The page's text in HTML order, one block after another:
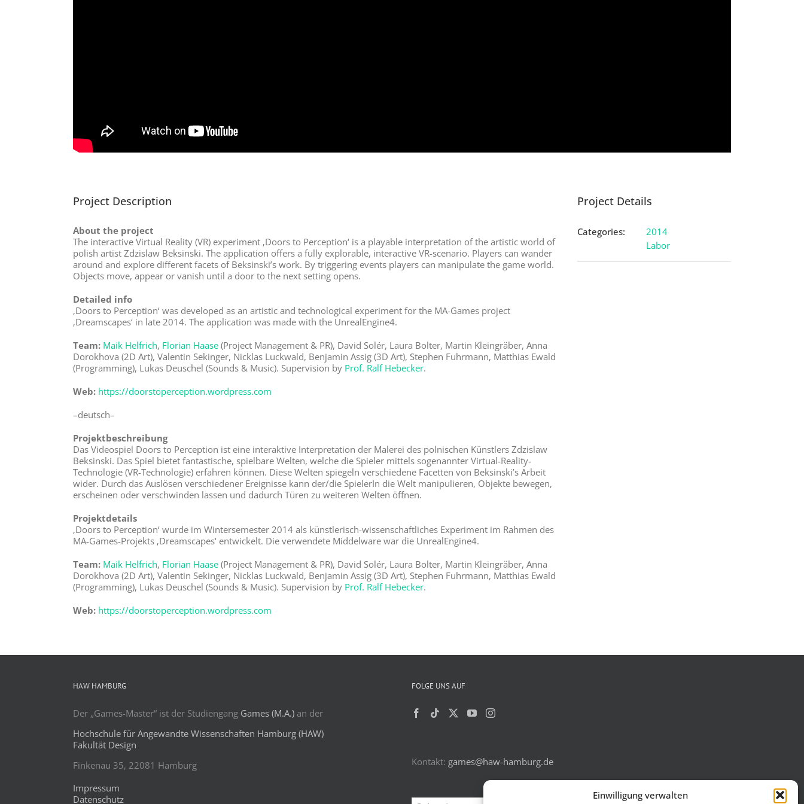
Einwilligung verwalten
Project Description
About the project
The interactive Virtual Reality (VR) experiment ‚Doors to Perception‘ is a playable interpretation of the artistic world of
polish artist Zdzislaw Beksinski. The application offers a fully explorable, interactive VR-scenario. Players can wander
around and explore different facets of Beksinski’s work. By triggering events players can manipulate the game world.
Objects move, appear or vanish until a door to the next setting opens.
Detailed info
‚Doors to Perception‘ was developed as an artistic and technological experiment for the MA-Games project
‚Dreamscapes‘ in late 2014. The application was made with the UnrealEngine4.
Team: Maik Helfrich, Florian Haase (Project Management & PR), David Solér, Laura Bolter, Martin Kleingräber, Anna
Dorokhova (2D Art), Valentin Sekinger, Nicklas Luckwald, Benjamin Assig (3D Art), Stephen Fuhrmann, Matthias Ewald
(Programming), Lukas Deuschel (Sounds & Music). Supervision by Prof. Ralf Hebecker.
Web: https://doorstoperception.wordpress.com
–deutsch–
Projektbeschreibung
Das Videospiel Doors to Perception ist eine interaktive Interpretation der Malerei des polnischen Künstlers Zdzislaw
Beksinski. Das Spiel bietet fantastische, spielbare Welten, welche die Spieler mittels sogenannter Virtual-Reality-
Technologie (VR-Technologie) erfahren können. Diese Welten spiegeln verschiedene Facetten von Beksinski’s Arbeit
wider. Durch das Auslösen verschiedener Ereignisse kann der/die SpielerIn die Welt manipulieren, Objekte bewegen,
erscheinen oder verschwinden lassen und dadurch Türen zu weiteren Welten öffnen.
Projektdetails
‚Doors to Perception‘ wurde im Wintersemester 2014 als künstlerisch-wissenschaftliches Experiment im Rahmen des
MA-Games-Projekts ‚Dreamscapes‘ entwickelt. Die verwendete Middelware war die UnrealEngine4.
Team: Maik Helfrich, Florian Haase (Project Management & PR), David Solér, Laura Bolter, Martin Kleingräber, Anna
Dorokhova (2D Art), Valentin Sekinger, Nicklas Luckwald, Benjamin Assig (3D Art), Stephen Fuhrmann, Matthias Ewald
(Programming), Lukas Deuschel (Sounds & Music). Supervision by Prof. Ralf Hebecker.
Web: https://doorstoperception.wordpress.com
Project Details
Categories:
2014
Labor
HAW HAMBURG
Der „Games-Master“ ist der Studiengang Games (M.A.) an der
Hochschule für Angewandte Wissenschaften Hamburg (HAW)
Fakultät Design
Finkenau 35, 22081 Hamburg
Impressum
Datenschutz
FOLGE UNS AUF
Kontakt: games@haw-hamburg.de